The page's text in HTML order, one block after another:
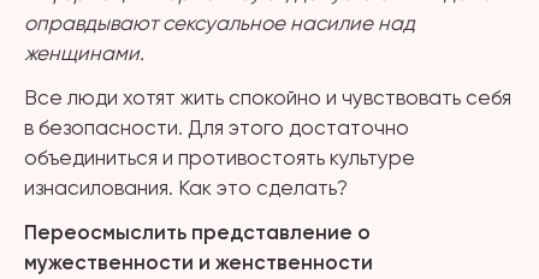
оправдывают сексуальное насилие над
женщинами.
Все люди хотят жить спокойно и чувствовать себя
в безопасности. Для этого достаточно
объединиться и противостоять культуре
изнасилования. Как это сделать?
Переосмыслить представление о
мужественности и женственности